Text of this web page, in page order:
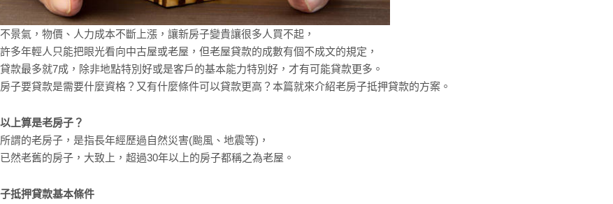
景氣，物價、人力成本不斷上漲，讓新房子變貴讓很多人買不起，
多年輕人只能把眼光看向中古屋或老屋，但老屋貸款的成數有個不成文的規定，
款最多就7成，除非地點特別好或是客戶的基本能力特別好，才有可能貸款更多。
子要貸款是需要什麼資格？又有什麼條件可以貸款更高？本篇就來介紹老房子抵押貸款的方案。
上算是老房子？
謂的老房子，是指長年經歷過自然災害(颱風、地震等)，
然老舊的房子，大致上，超過30年以上的房子都稱之為老屋。
抵押貸款基本條件